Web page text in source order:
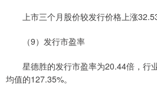
上市三个月股价较发行价格上涨
（9）发行市盈率
星德胜的发行市盈率为20.44倍，行
均值的127.35%。